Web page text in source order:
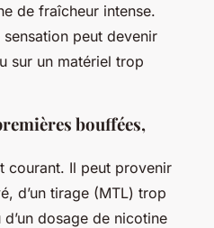
de fraîcheur intense.
peut devenir
sur un matériel trop
bouffées,
courant. Il peut provenir
d’un tirage (MTL) trop
dosage de nicotine